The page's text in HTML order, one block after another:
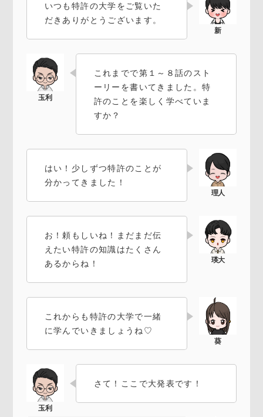
いつも特許の大学をご覧いた
だきありがとうございます。
これまでで第１～８話のスト
ーリーを書いてきました。特
許のことを楽しく学べていま
すか？
はい！少しずつ特許のことが
分かってきました！
お！頼もしいね！まだまだ伝
えたい特許の知識はたくさん
あるからね！
これからも特許の大学で一緒
に学んでいきましょうね♡
さて！ここで大発表です！